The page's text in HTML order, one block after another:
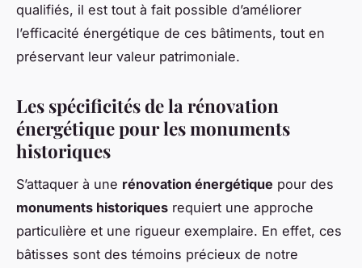
qualifiés, il est tout à fait possible d’améliorer
l’efficacité énergétique de ces bâtiments, tout en
préservant leur valeur patrimoniale.
Les spécificités de la rénovation
énergétique pour les monuments
historiques
S’attaquer à une rénovation énergétique pour des
monuments historiques requiert une approche
particulière et une rigueur exemplaire. En effet, ces
bâtisses sont des témoins précieux de notre